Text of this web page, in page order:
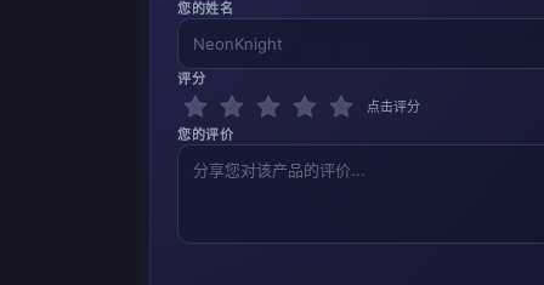
您的姓名
评分
点击评分
您的评价